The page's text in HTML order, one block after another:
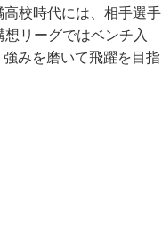
校時代には、相手選手
リーグではベンチ入
みを磨いて飛躍を目指